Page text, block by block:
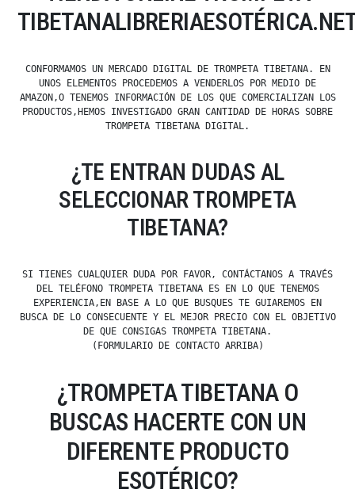
CONFORMAMOS UN MERCADO DIGITAL DE TROMPETA TIBETANA. EN
UNOS ELEMENTOS PROCEDEMOS A VENDERLOS POR MEDIO DE
AMAZON,O TENEMOS INFORMACIÓN DE LOS QUE COMERCIALIZAN LOS
PRODUCTOS,HEMOS INVESTIGADO GRAN CANTIDAD DE HORAS SOBRE
TROMPETA TIBETANA DIGITAL.
¿TE ENTRAN DUDAS AL
SELECCIONAR TROMPETA
TIBETANA?
SI TIENES CUALQUIER DUDA POR FAVOR, CONTÁCTANOS A TRAVÉS
DEL TELÉFONO TROMPETA TIBETANA ES EN LO QUE TENEMOS
EXPERIENCIA,EN BASE A LO QUE BUSQUES TE GUIAREMOS EN
BUSCA DE LO CONSECUENTE Y EL MEJOR PRECIO CON EL OBJETIVO
DE QUE CONSIGAS TROMPETA TIBETANA.
(FORMULARIO DE CONTACTO ARRIBA)
¿TROMPETA TIBETANA O
BUSCAS HACERTE CON UN
DIFERENTE PRODUCTO
ESOTÉRICO?